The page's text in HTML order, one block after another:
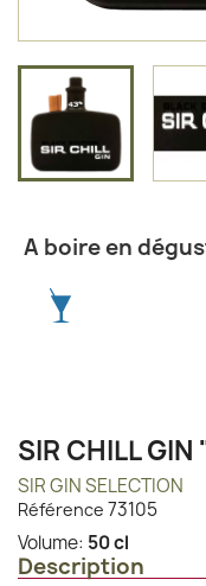
A boire en
SIR CHILL
SIR GIN SELECTION
Référence 73105
Volume: 50 cl
Description